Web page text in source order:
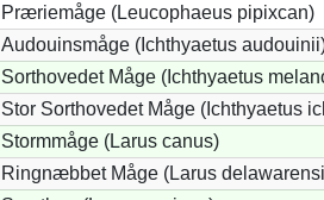
Præriemåge (Leucophaeus pipixcan)
Audouinsmåge (Ichthyaetus
Sorthovedet Måge (Ichthyaetus
Stor Sorthovedet Måge (Ichthyaetus
Stormmåge (Larus canus)
Ringnæbbet Måge (Larus